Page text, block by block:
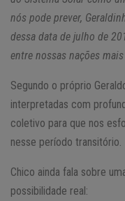
nós pode prever,
dessa data de julho de
entre nossas nações
Segundo o próprio
interpretadas com
coletivo para que nos
nesse período transitório.
Chico ainda fala sobre
possibilidade real: